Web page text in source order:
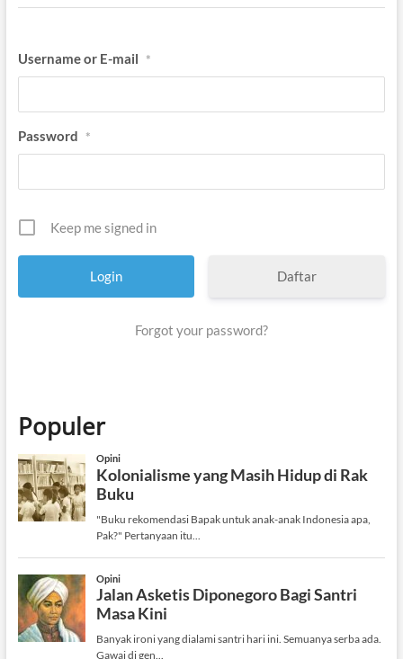
Username or E-mail *
Password *
Keep me signed in
Daftar
Forgot your password?
Populer